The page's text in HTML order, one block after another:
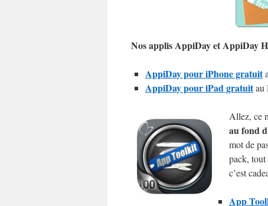
Nos applis AppiDay et AppiDay
AppiDay pour iPhone gratuit
AppiDay pour iPad gratuitau
Allez, ce
au fond
mot de
pack, tout
c’est
App